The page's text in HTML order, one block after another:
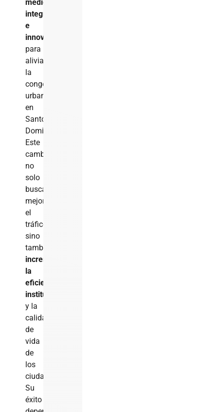
medida
integral
e
innovadora
para
aliviar
la
congestión
urbana
en
Santo
Domingo.
Este
cambio
no
solo
busca
mejorar
el
tráfico,
sino
también
incrementar
la
eficiencia
institucional
y la
calidad
de
vida
de
los
ciudadanos.
Su
éxito